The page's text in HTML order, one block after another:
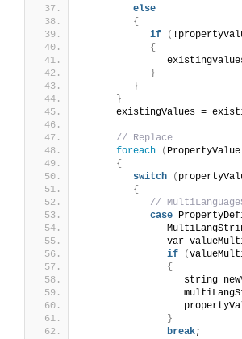
else
{
if
(
{
}
}
}
existingValues =
// Replace
foreach
(
{
switch
(
{
//
case
var
if
(
{
string
}
break;